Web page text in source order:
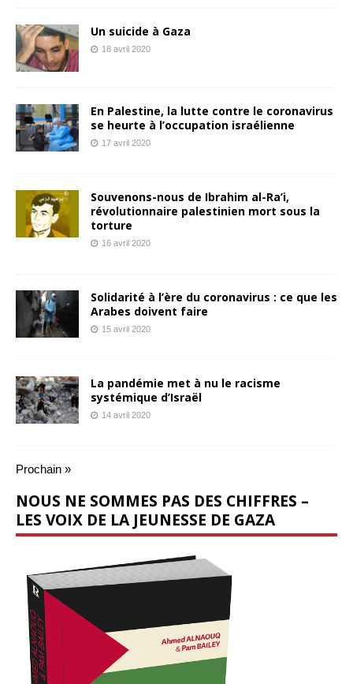
Un suicide à Gaza
18 avril 2020
En Palestine, la lutte contre le coronavirus
se heurte à l’occupation israélienne
17 avril 2020
Souvenons-nous de Ibrahim al-Ra’i,
révolutionnaire palestinien mort sous la
torture
16 avril 2020
Solidarité à l’ère du coronavirus : ce que les
Arabes doivent faire
15 avril 2020
La pandémie met à nu le racisme
systémique d’Israël
14 avril 2020
Prochain »
NOUS NE SOMMES PAS DES CHIFFRES –
LES VOIX DE LA JEUNESSE DE GAZA